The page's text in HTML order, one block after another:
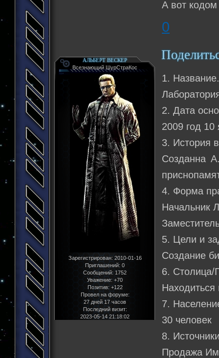
А вот
0
АЛЬБЕРТ ВЕСКЕР
Всезнающий ШурСтраКос
Зарегистрирован: 2010-01-16
Приглашений: 0
Сообщений: 1752
Уважение: +70
Позитив: +122
Провел на форуме:
27 дней 17 часов
Последний визит:
2023-05-14 21:18:02
1.
2. Дата
2009 год 10
3. История
Созданна
4. Форма
Начальник
5. Цели и
Создание
6. Столица/
7.
30 человек
8.
Продажа